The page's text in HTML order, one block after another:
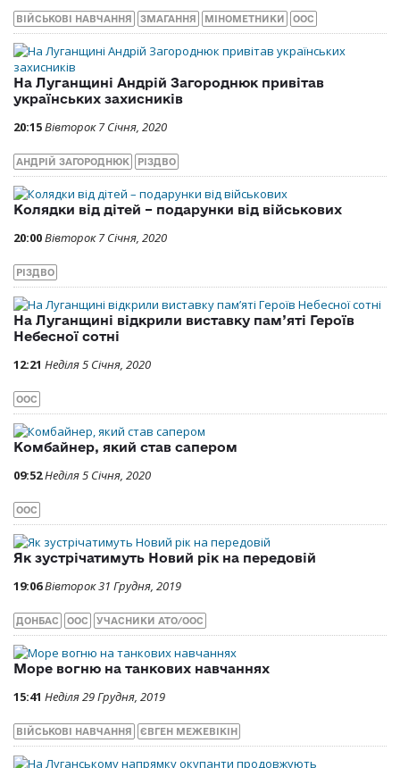
ВІЙСЬКОВІ НАВЧАННЯ ЗМАГАННЯ МІНОМЕТНИКИ ООС
На Луганщині Андрій Загороднюк привітав
українських захисників
20:15Вівторок 7 Січня, 2020
АНДРІЙ ЗАГОРОДНЮК РІЗДВО
Колядки від дітей – подарунки від військових
20:00Вівторок 7 Січня, 2020
РІЗДВО
На Луганщині відкрили виставку пам’яті Героїв
Небесної сотні
12:21 Неділя 5 Січня, 2020
ООС
Комбайнер, який став сапером
09:52Неділя 5 Січня, 2020
ООС
Як зустрічатимуть Новий рік на передовій
19:06Вівторок 31 Грудня, 2019
ДОНБАС ООС УЧАСНИКИ АТО/ООС
Море вогню на танкових навчаннях
15:41 Неділя 29 Грудня, 2019
ВІЙСЬКОВІ НАВЧАННЯ ЄВГЕН МЕЖЕВІКІН